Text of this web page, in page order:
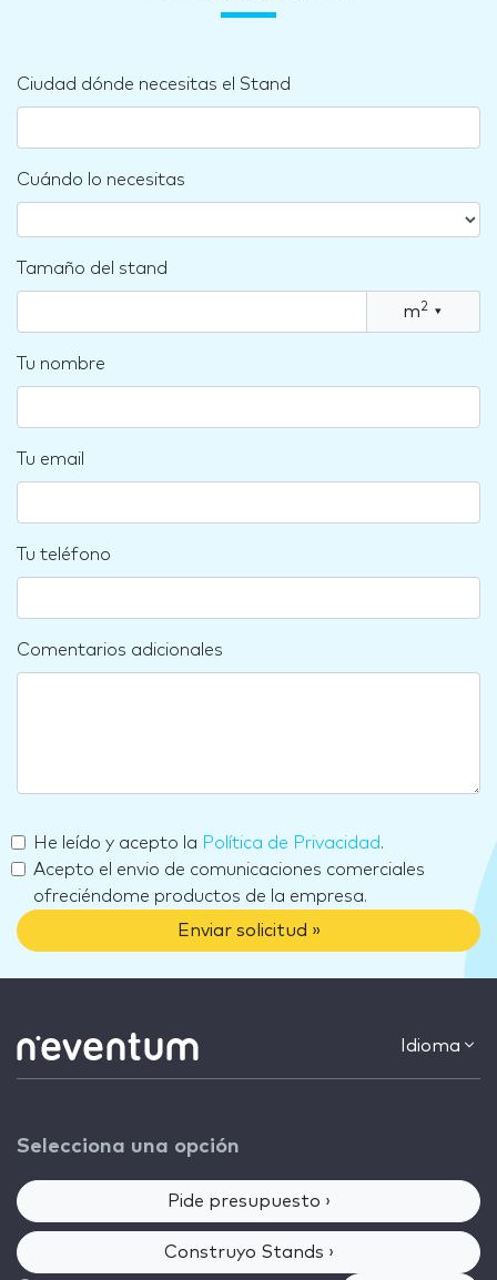
Ciudad dónde necesitas el Stand
Cuándo lo necesitas
Tamaño del stand
m2 ▾
Tu nombre
Tu email
Tu teléfono
Comentarios adicionales
He leído y acepto la Política de Privacidad.
Acepto el envio de comunicaciones comerciales
ofreciéndome productos de la empresa.
Enviar solicitud »
Idioma
Selecciona una opción
Pide presupuesto ›
Construyo Stands ›